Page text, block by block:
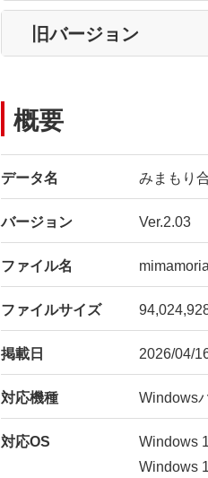
旧バージョン
概要
データ名 みまもり
バージョン Ver.2.03
ファイル名
ファイルサイズ
掲載日 2026/04/
対応機種 Windows
対応OS
Windows
Windows